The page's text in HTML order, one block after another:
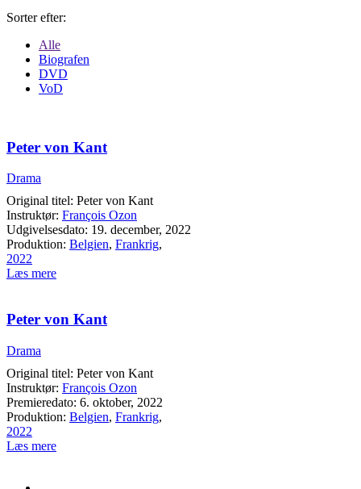
Sorter efter:
Alle
Biografen
DVD
VoD
Peter von Kant
Drama
Original titel: Peter von Kant
Instruktør: François Ozon
Udgivelsesdato: 19. december, 2022
Produktion: Belgien, Frankrig,
2022
Læs mere
Peter von Kant
Drama
Original titel: Peter von Kant
Instruktør: François Ozon
Premieredato: 6. oktober, 2022
Produktion: Belgien, Frankrig,
2022
Læs mere